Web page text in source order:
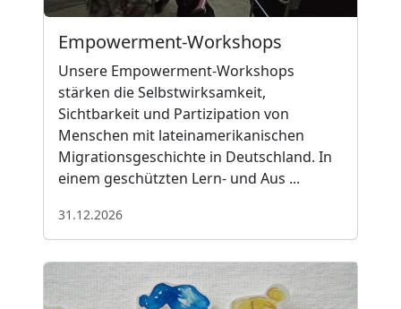
Empowerment-Workshops
Unsere Empowerment-Workshops
stärken die Selbstwirksamkeit,
Sichtbarkeit und Partizipation von
Menschen mit lateinamerikanischen
Migrationsgeschichte in Deutschland. In
einem geschützten Lern- und Aus ...
31.12.2026